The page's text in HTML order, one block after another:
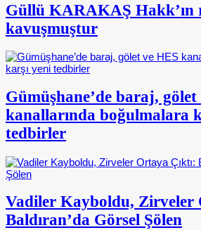
Güllü KARAKAŞ Hakk’ın
kavuşmuştur
Gümüşhane’de baraj, gölet
kanallarında boğulmalara
tedbirler
Vadiler Kayboldu, Zirveler
Baldıran’da Görsel Şölen